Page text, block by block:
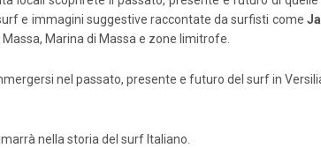
e immagini suggestive raccontate da surfisti come
Marina di Massa e zone limitrofe.
nel passato, presente e futuro del surf in
nella storia del surf Italiano.